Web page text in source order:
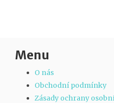
Menu
O nás
Obchodní podmínky
Zásady ochrany